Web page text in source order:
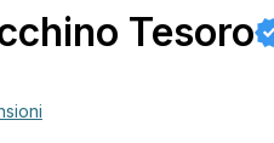
Tesoro